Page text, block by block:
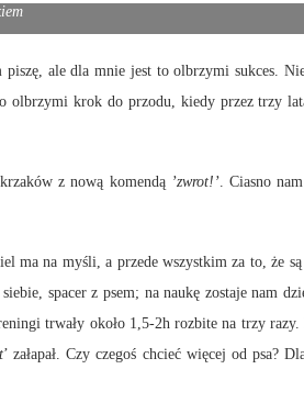
dla mnie jest to olbrzymi sukces.
olbrzymi krok do przodu, kiedy przez trzy
z nową komendą ’zwrot!’. Ciasno
myśli, a przede wszystkim za to, że są
spacer z psem; na naukę zostaje nam
trwały około 1,5-2h rozbite na trzy
’ załapał. Czy czegoś chcieć więcej od psa?